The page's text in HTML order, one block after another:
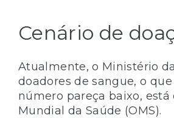
Cenário de
Atualmente, o Ministério
doadores de sangue, o
número pareça baixo,
Mundial da Saúde (OMS).